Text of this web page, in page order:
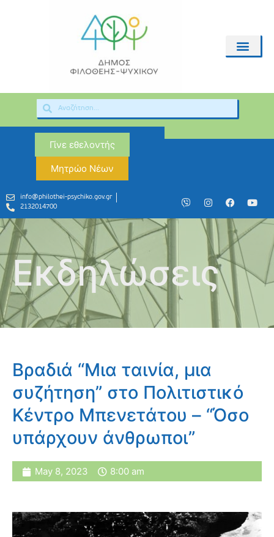
Γίνε εθελοντής
Μητρώο Νέων
info@philothei-psychiko.gov.gr
2132014700
Εκδηλώσεις
Βραδιά “Μια ταινία, μια
συζήτηση” στο Πολιτιστικό
Κέντρο Μπενετάτου – “Όσο
υπάρχουν άνθρωποι”
May 8, 2023 8:00 am